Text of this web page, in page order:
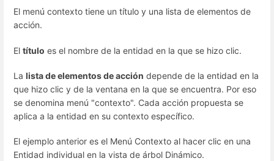
El menú contexto tiene un título y una lista de elementos de
acción.
El título es el nombre de la entidad en la que se hizo clic.
La lista de elementos de acción depende de la entidad en la
que hizo clic y de la ventana en la que se encuentra. Por eso
se denomina menú "contexto". Cada acción propuesta se
aplica a la entidad en su contexto específico.
El ejemplo anterior es el Menú Contexto al hacer clic en una
Entidad individual en la vista de árbol Dinámico.